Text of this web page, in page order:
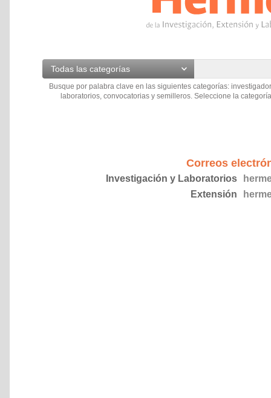
Todas las categorías
Busque por palabra clave en las siguientes categorías:
laboratorios, convocatorias y semilleros. Seleccione la
Correos
Investigación y Laboratorios
Extensión